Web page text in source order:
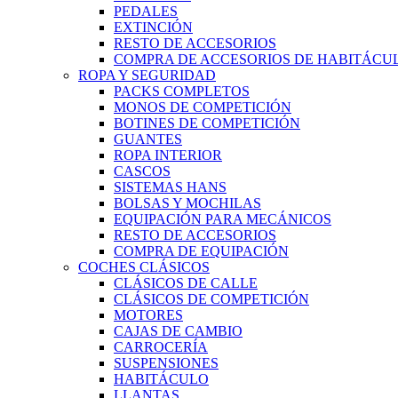
PEDALES
EXTINCIÓN
RESTO DE ACCESORIOS
COMPRA DE ACCESORIOS DE
ROPA Y SEGURIDAD
PACKS COMPLETOS
MONOS DE COMPETICIÓN
BOTINES DE COMPETICIÓN
GUANTES
ROPA INTERIOR
CASCOS
SISTEMAS HANS
BOLSAS Y MOCHILAS
EQUIPACIÓN PARA MECÁNICOS
RESTO DE ACCESORIOS
COMPRA DE EQUIPACIÓN
COCHES CLÁSICOS
CLÁSICOS DE CALLE
CLÁSICOS DE COMPETICIÓN
MOTORES
CAJAS DE CAMBIO
CARROCERÍA
SUSPENSIONES
HABITÁCULO
LLANTAS